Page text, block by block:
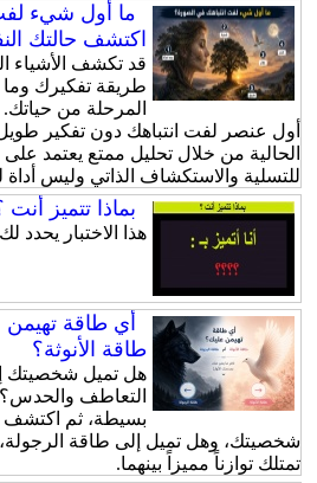
ما أول شيء
اكتشف حالتك
قد تكشف الأشياء
طريقة تفكيرك
المرحلة من حياتك.
أول عنصر لفت انتباهك دون تفكير
الحالية من خلال تحليل ممتع يعتمد على
للتسلية والاستكشاف الذاتي وليس
بماذا تتميز أنت
هذا الاختبار يحدد
أي طاقة
طاقة الأنوثة؟
هل تميل شخصيتك
بسيطة، ثم اكتشف
شخصيتك، وهل تميل إلى طاقة الرجولة،
تمتلك توازناً مميزاً بينهما.